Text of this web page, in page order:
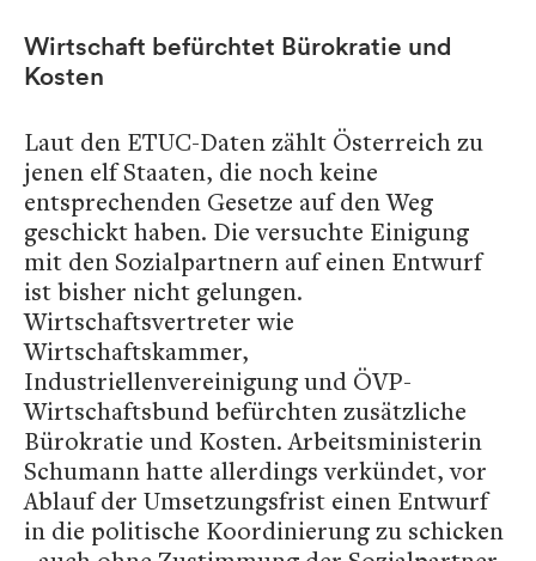
Wirtschaft befürchtet Bürokratie und
Kosten
Laut den ETUC-Daten zählt Österreich zu
jenen elf Staaten, die noch keine
entsprechenden Gesetze auf den Weg
geschickt haben. Die versuchte Einigung
mit den Sozialpartnern auf einen Entwurf
ist bisher nicht gelungen.
Wirtschaftsvertreter wie
Wirtschaftskammer,
Industriellenvereinigung und ÖVP-
Wirtschaftsbund befürchten zusätzliche
Bürokratie und Kosten. Arbeitsministerin
Schumann hatte allerdings verkündet, vor
Ablauf der Umsetzungsfrist einen Entwurf
in die politische Koordinierung zu schicken